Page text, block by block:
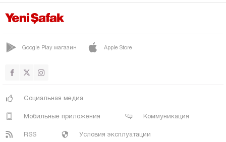
Юртбаши
Эрзинджан
Газиантеп
Google Play магазин Apple Store
Социальная медиа
Мобильные приложения Коммуникация
RSS Условия эксплуатации